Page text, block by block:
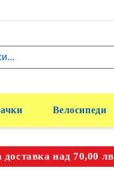
Велосипеди
доставка над 70,00 лв